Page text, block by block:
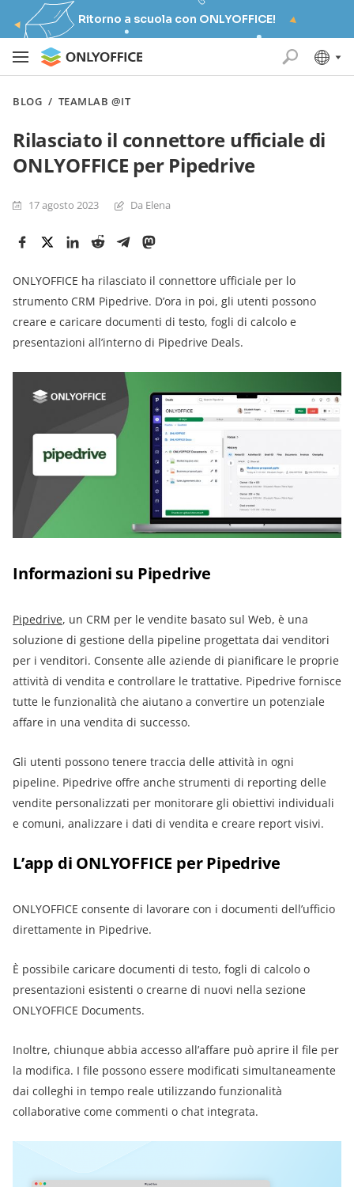
Ritorno a scuola con ONLYOFFICE!
BLOG / TEAMLAB @IT
Rilasciato il connettore ufficiale di
ONLYOFFICE per Pipedrive
17 agosto 2023 Da Elena
ONLYOFFICE ha rilasciato il connettore ufficiale per lo
strumento CRM Pipedrive. D’ora in poi, gli utenti possono
creare e caricare documenti di testo, fogli di calcolo e
presentazioni all’interno di Pipedrive Deals.
Informazioni su Pipedrive
Pipedrive, un CRM per le vendite basato sul Web, è una
soluzione di gestione della pipeline progettata dai venditori
per i venditori. Consente alle aziende di pianificare le proprie
attività di vendita e controllare le trattative. Pipedrive fornisce
tutte le funzionalità che aiutano a convertire un potenziale
affare in una vendita di successo.
Gli utenti possono tenere traccia delle attività in ogni
pipeline. Pipedrive offre anche strumenti di reporting delle
vendite personalizzati per monitorare gli obiettivi individuali
e comuni, analizzare i dati di vendita e creare report visivi.
L’app di ONLYOFFICE per Pipedrive
ONLYOFFICE consente di lavorare con i documenti dell’ufficio
direttamente in Pipedrive.
È possibile caricare documenti di testo, fogli di calcolo o
presentazioni esistenti o crearne di nuovi nella sezione
ONLYOFFICE Documents.
Inoltre, chiunque abbia accesso all’affare può aprire il file per
la modifica. I file possono essere modificati simultaneamente
dai colleghi in tempo reale utilizzando funzionalità
collaborative come commenti o chat integrata.